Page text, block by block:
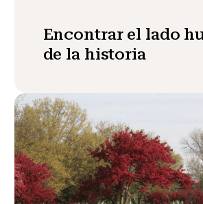
Encontrar el lado
de la historia